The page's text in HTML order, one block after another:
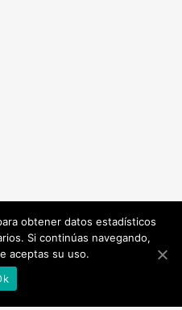
obtener datos estadísticos
Si continúas navegando,
aceptas su uso.